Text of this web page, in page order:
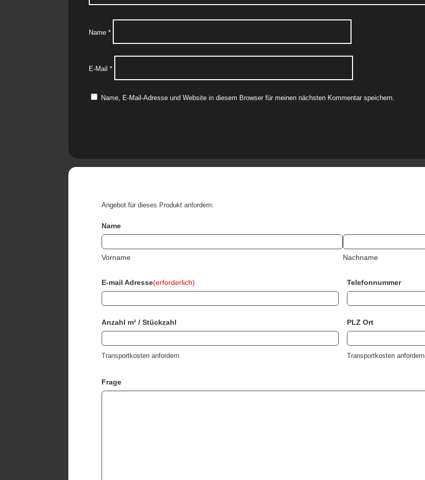
Name*
E-Mail*
Name, E-Mail-Adresse und Website in diesem Browser für meinen nächsten Kommentar speichern.
Angebot für dieses Produkt anfordern:
Name
Vorname Nachname
E-mail Adresse(erforderlich) Telefonnummer
Anzahl m² / Stückzahl
Transportkosten anfordern
PLZ Ort
Transportkosten anfordern
Frage